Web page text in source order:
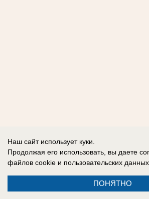
Наш сайт использует куки.
Продолжая его использовать, вы даете
файлов cookie и пользовательских данных.
ПОНЯТНО